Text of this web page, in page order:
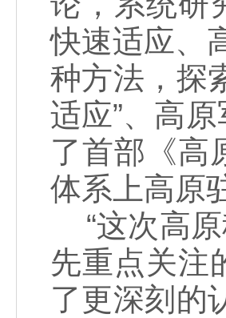
快速适应、
种方法，探
适应”、高
了首部《高
体系上高原
“这次高原
先重点关注
了更深刻的